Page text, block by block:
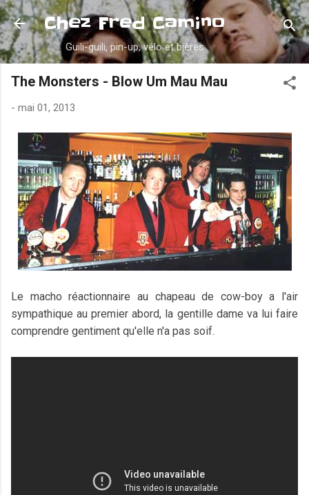
Accéder au contenu principal
Chez Fred Camino
Guili-guili, pin-up, vélo et bières
The Monsters - Blow Um Mau Mau
- mai 01, 2013
Le macho réactionnaire au chapeau de cow-boy a l'air
sympathique au premier abord, la gentille dame va lui faire
comprendre gentiment qu'elle n'a pas soif.